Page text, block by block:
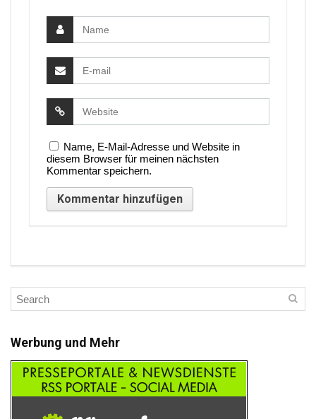
Name, E-Mail-Adresse und Website in
diesem Browser für meinen nächsten
Kommentar speichern.
Werbung und Mehr